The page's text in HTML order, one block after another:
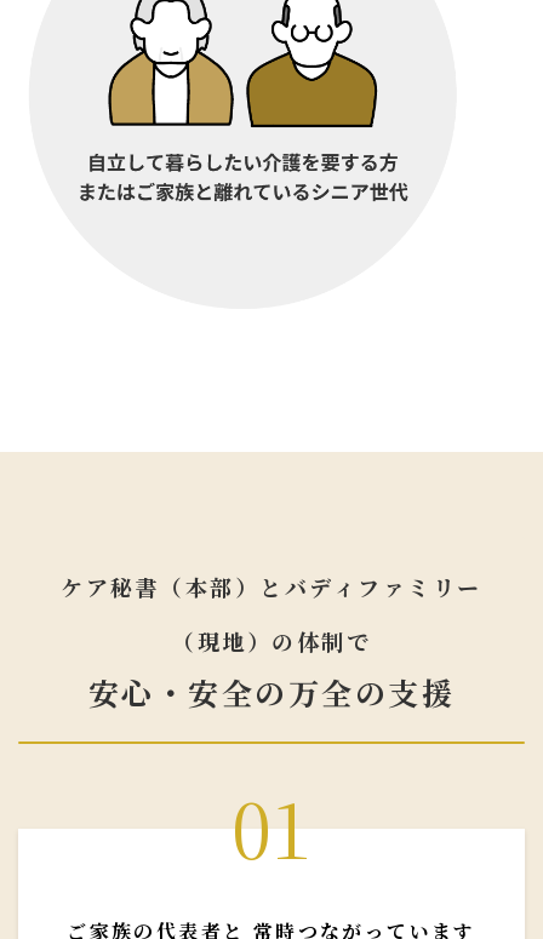
ケア秘書（本部）とバディファミリー
（現地）の体制で
安心・安全の万全の支援
01
ご家族の代表者と 常時つながっています